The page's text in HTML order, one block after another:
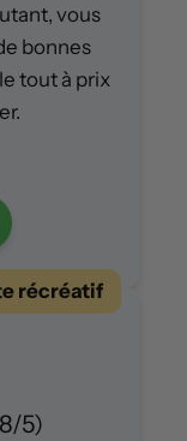
vous
bonnes
tout à prix
récréatif
5)